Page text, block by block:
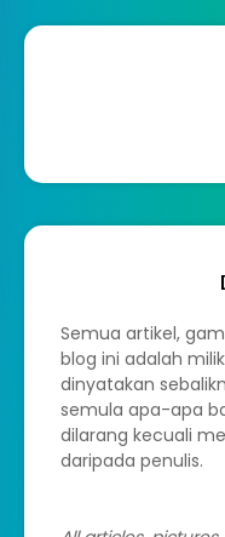
Semua artikel,
blog ini adalah
dinyatakan
semula apa-apa
dilarang kecuali
daripada penulis.